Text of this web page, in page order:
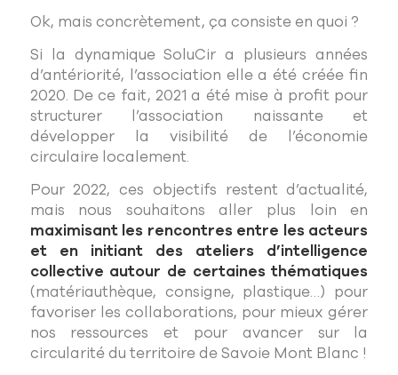
Ok, mais concrètement, ça consiste en quoi ?
Si la dynamique SoluCir a plusieurs années
d’antériorité, l’association elle a été créée fin
2020. De ce fait, 2021 a été mise à profit pour
structurer l’association naissante et
développer la visibilité de l’économie
circulaire localement.
Pour 2022, ces objectifs restent d’actualité,
mais nous souhaitons aller plus loin en
maximisant les rencontres entre les acteurs
et en initiant des ateliers d’intelligence
collective autour de certaines thématiques
(matériauthèque, consigne, plastique…) pour
favoriser les collaborations, pour mieux gérer
nos ressources et pour avancer sur la
circularité du territoire de Savoie Mont Blanc !